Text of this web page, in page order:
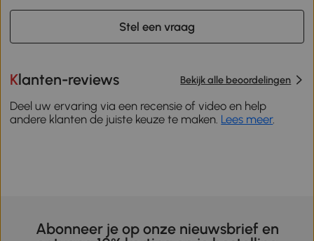
Stel een vraag
Klanten-reviews Bekijk alle beoordelingen
Deel uw ervaring via een recensie of video en help
andere klanten de juiste keuze te maken. Lees meer.
Abonneer je op onze nieuwsbrief en